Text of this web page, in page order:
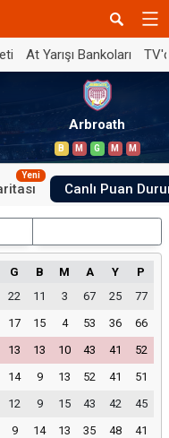
At Yarışı Bankoları
Arbroath
B M G M M
Yeni
Canlı Puan
G B M A Y
P
22 11 3 67 25
77
17 15 4 53 36
66
13 13 10 43 41
52
14 9 13 52 41
51
12 9 15 43 42
45
9 14 13 35 48
41